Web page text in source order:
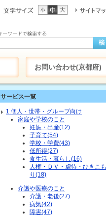
お問い合わせ(京都府)
サービス一覧
1.個人・世帯・グループ向け
家庭や学校のこと
妊娠・出産(12)
子育て(54)
学校・学費(43)
低所得(27)
食生活・暮らし(16)
人権・ＤＶ・虐待・ひきこも
り(18)
介護や医療のこと
介護・老後(27)
病気(42)
障害(47)